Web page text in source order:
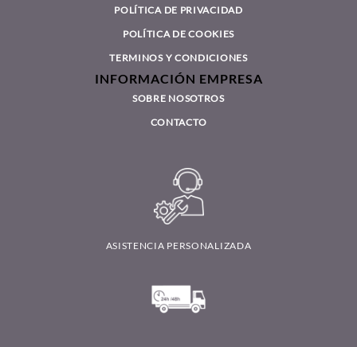
INFORMACIÓN LEGAL
SOBRE NOSOTROS
CONTACTO